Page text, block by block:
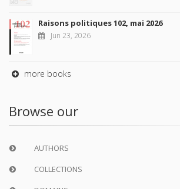
Raisons politiques 102, mai 2026
Jun 23, 2026
more books
Browse our
AUTHORS
COLLECTIONS